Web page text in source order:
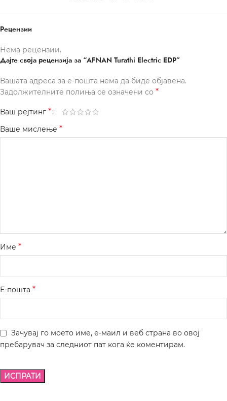
Рецензии
Нема рецензии.
Дајте своја рецензија за “AFNAN Turathi Electric EDP”
Вашата адреса за е-пошта нема да биде објавена.
Задолжителните полиња се означени со *
Ваш рејтинг *
Ваше мислење *
Име *
Е-пошта *
Зачувај го моето име, е-маил и веб страна во овој
пребарувач за следниот пат кога ќе коментирам.